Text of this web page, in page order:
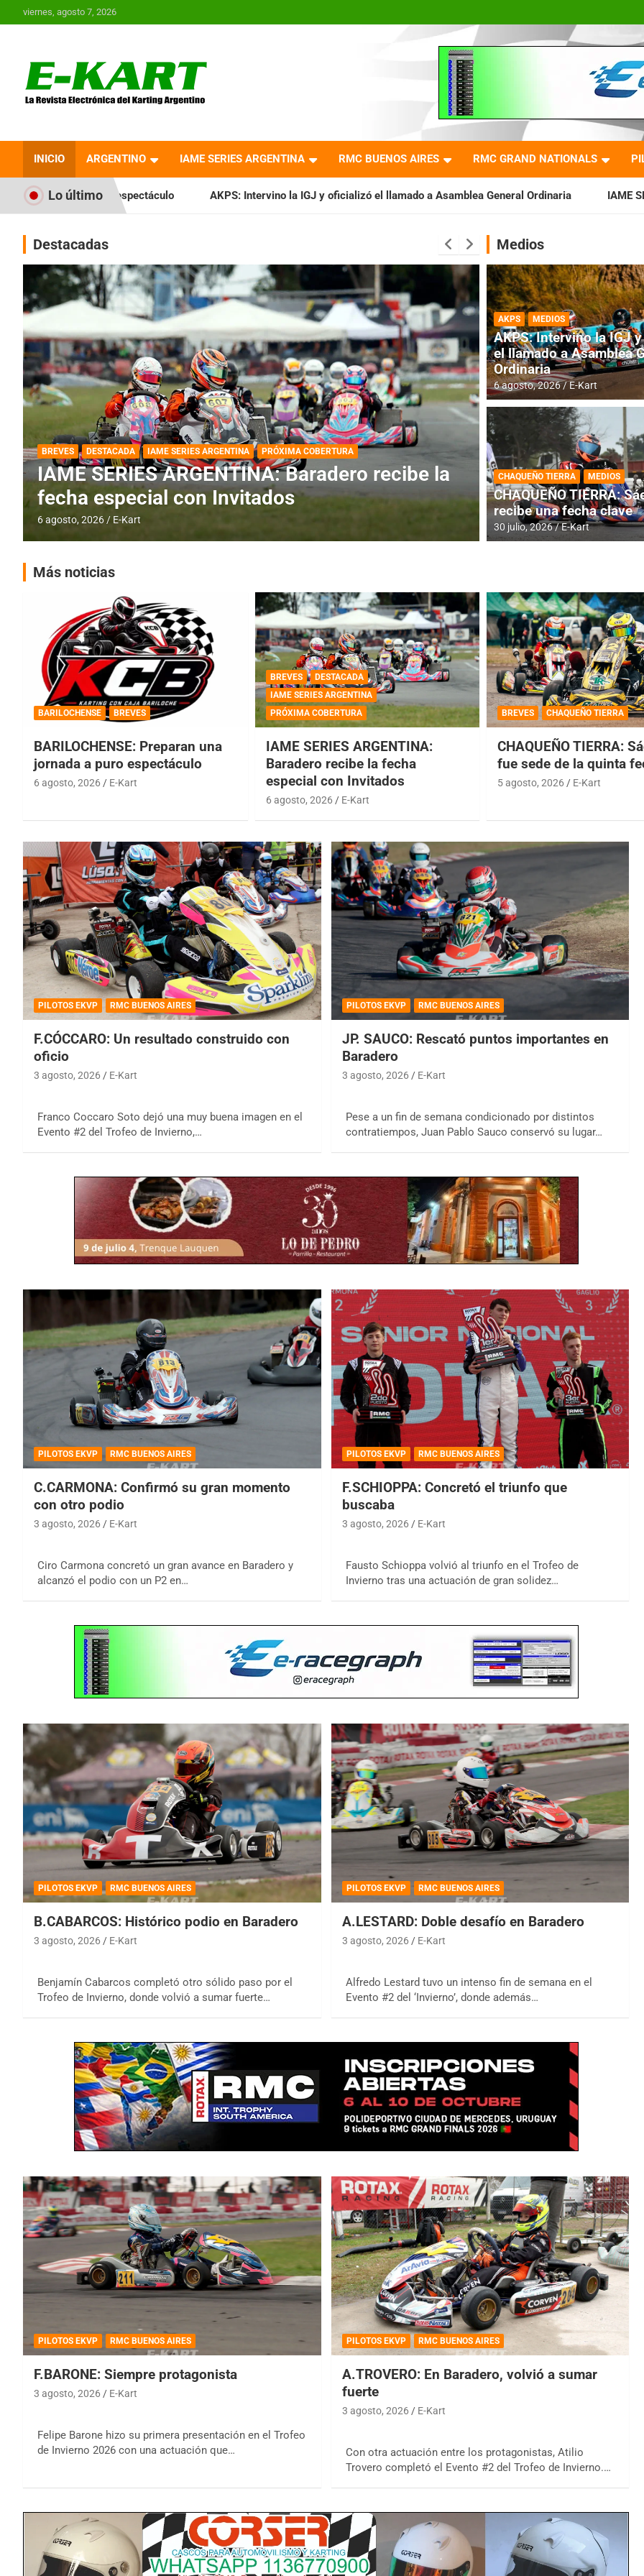
al
viernes, agosto 7, 2026
Revista Electrónica del
Karting en Argentina
INICIO ARGENTINO IAME SERIES ARGENTINA RMC BUENOS AIRES RMC GRAND NATIONALS
Lo últimoAKPS: Intervino la IGJ y oficializó el llamado a Asamblea General Ordinaria IAME SERIES ARGENTINA:
Destacadas
DESTACADA IAME SERIES ARGENTINA
IAME SERIES ARGENTINA: Horarios para la
fecha con Invitados
4 agosto, 2026 E-Kart
DESTACADA INFORME CENTRAL
RMC BUENOS
histórica en
4 agosto, 2026 E-Kart
Medios
AKPS MEDIOS
AKPS: Intervino la IGJ
el llamado a Asamblea
Ordinaria
6 agosto, 2026 E-Kart
CHAQUEÑO TIERRA MEDIOS
CHAQUEÑO TIERRA:
recibe una fecha clave
30 julio, 2026 E-Kart
Más noticias
BARILOCHENSE BREVES
BARILOCHENSE: Preparan una
jornada a puro espectáculo
6 agosto, 2026 E-Kart
BREVES
DESTACADA
IAME SERIES ARGENTINA
PRÓXIMA COBERTURA
IAME SERIES ARGENTINA:
Baradero recibe la fecha
especial con Invitados
6 agosto, 2026 E-Kart
BREVES CHAQUEÑO TIERRA
CHAQUEÑO TIERRA:
fue sede de la quinta
5 agosto, 2026 E-Kart
PILOTOS EKVP RMC BUENOS AIRES
F.CÓCCARO: Un resultado construido con
oficio
3 agosto, 2026 E-Kart
Franco Coccaro Soto dejó una muy buena imagen en el
Evento #2 del Trofeo de Invierno,…
PILOTOS EKVP RMC BUENOS AIRES
JP. SAUCO: Rescató puntos importantes en
Baradero
3 agosto, 2026 E-Kart
Pese a un fin de semana condicionado por distintos
contratiempos, Juan Pablo Sauco conservó su lugar…
PILOTOS EKVP RMC BUENOS AIRES
C.CARMONA: Confirmó su gran momento
con otro podio
3 agosto, 2026 E-Kart
Ciro Carmona concretó un gran avance en Baradero y
alcanzó el podio con un P2 en…
PILOTOS EKVP RMC BUENOS AIRES
F.SCHIOPPA: Concretó el triunfo que
buscaba
3 agosto, 2026 E-Kart
Fausto Schioppa volvió al triunfo en el Trofeo de
Invierno tras una actuación de gran solidez…
PILOTOS EKVP RMC BUENOS AIRES
B.CABARCOS: Histórico podio en Baradero
3 agosto, 2026 E-Kart
Benjamín Cabarcos completó otro sólido paso por el
Trofeo de Invierno, donde volvió a sumar fuerte…
PILOTOS EKVP RMC BUENOS AIRES
A.LESTARD: Doble desafío en Baradero
3 agosto, 2026 E-Kart
Alfredo Lestard tuvo un intenso fin de semana en el
Evento #2 del ‘Invierno’, donde además…
PILOTOS EKVP RMC BUENOS AIRES
F.BARONE: Siempre protagonista
3 agosto, 2026 E-Kart
Felipe Barone hizo su primera presentación en el Trofeo
de Invierno 2026 con una actuación que…
PILOTOS EKVP RMC BUENOS AIRES
A.TROVERO: En Baradero, volvió a sumar
fuerte
3 agosto, 2026 E-Kart
Con otra actuación entre los protagonistas, Atilio
Trovero completó el Evento #2 del Trofeo de Invierno.…